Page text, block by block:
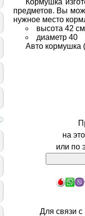
Кормушка
предметов. Вы
нужное место
высота 42 см
диаметр 40
Авто кормушка
на
или по
Для связи